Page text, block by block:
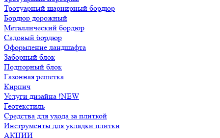
Тротуарный шарнирный бордюр
Бордюр дорожный
Металлический бордюр
Садовый бордюр
Оформление ландшафта
Заборный блок
Подпорный блок
Газонная решетка
Кирпич
Услуги дизайна !NEW
Геотекстиль
Средства для ухода за плиткой
Инструменты для укладки плитки
АКЦИИ